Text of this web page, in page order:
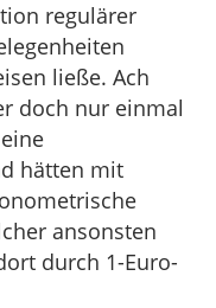
regulärer
ließe. Ach
doch nur einmal
hätten mit
ansonsten
durch 1-Euro-